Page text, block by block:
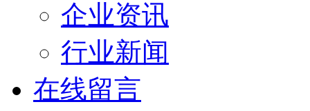
企业资讯
行业新闻
在线留言